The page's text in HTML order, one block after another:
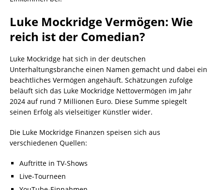
Luke Mockridge Vermögen: Wie
reich ist der Comedian?
Luke Mockridge hat sich in der deutschen
Unterhaltungsbranche einen Namen gemacht und dabei ein
beachtliches Vermögen angehäuft. Schätzungen zufolge
beläuft sich das Luke Mockridge Nettovermögen im Jahr
2024 auf rund 7 Millionen Euro. Diese Summe spiegelt
seinen Erfolg als vielseitiger Künstler wider.
Die Luke Mockridge Finanzen speisen sich aus
verschiedenen Quellen:
Auftritte in TV-Shows
Live-Tourneen